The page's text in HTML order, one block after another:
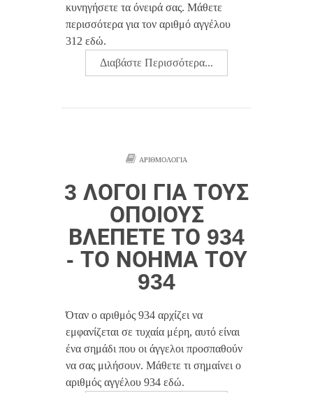
κυνηγήσετε τα όνειρά σας. Μάθετε
περισσότερα για τον αριθμό αγγέλου
312 εδώ.
Διαβάστε Περισσότερα...
ΑΡΙΘΜΟΛΟΓΊΑ
3 ΛΌΓΟΙ ΓΙΑ ΤΟΥΣ
ΟΠΟΊΟΥΣ
ΒΛΈΠΕΤΕ ΤΟ 934
- ΤΟ ΝΌΗΜΑ ΤΟΥ
934
Όταν ο αριθμός 934 αρχίζει να
εμφανίζεται σε τυχαία μέρη, αυτό είναι
ένα σημάδι που οι άγγελοι προσπαθούν
να σας μιλήσουν. Μάθετε τι σημαίνει ο
αριθμός αγγέλου 934 εδώ.